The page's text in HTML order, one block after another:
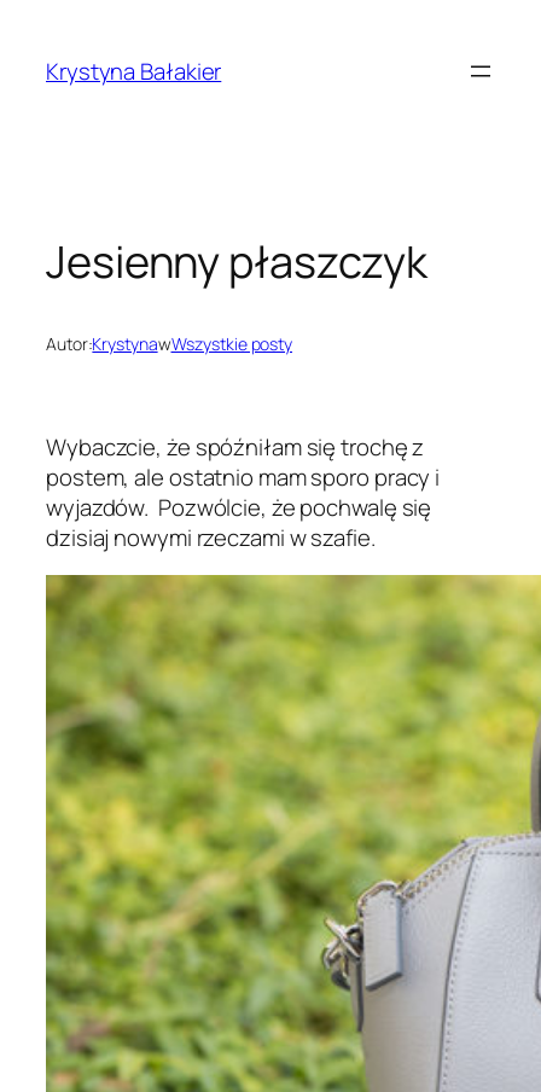
treściKrystyna Bałakier
Jesienny płaszczyk
Autor:KrystynawWszystkie posty
Wybaczcie, że spóźniłam się trochę z
postem, ale ostatnio mam sporo pracy i
wyjazdów. Pozwólcie, że pochwalę się
dzisiaj nowymi rzeczami w szafie.